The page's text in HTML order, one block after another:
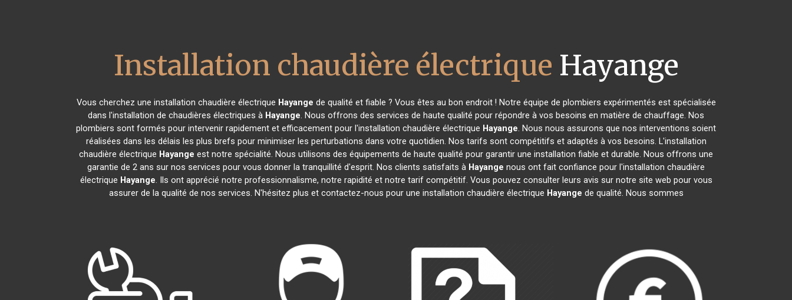
Installation chaudière électrique Hayange
Vous cherchez une installation chaudière électrique Hayange de qualité et fiable ? Vous êtes au bon endroit ! Notre équipe de plombiers expérimentés est spécialisée
dans l'installation de chaudières électriques à Hayange. Nous offrons des services de haute qualité pour répondre à vos besoins en matière de chauffage. Nos
plombiers sont formés pour intervenir rapidement et efficacement pour l'installation chaudière électrique Hayange. Nous nous assurons que nos interventions soient
réalisées dans les délais les plus brefs pour minimiser les perturbations dans votre quotidien. Nos tarifs sont compétitifs et adaptés à vos besoins. L'installation
chaudière électrique Hayange est notre spécialité. Nous utilisons des équipements de haute qualité pour garantir une installation fiable et durable. Nous offrons une
garantie de 2 ans sur nos services pour vous donner la tranquillité d'esprit. Nos clients satisfaits à Hayange nous ont fait confiance pour l'installation chaudière
électrique Hayange. Ils ont apprécié notre professionnalisme, notre rapidité et notre tarif compétitif. Vous pouvez consulter leurs avis sur notre site web pour vous
assurer de la qualité de nos services. N'hésitez plus et contactez-nous pour une installation chaudière électrique Hayange de qualité. Nous sommes